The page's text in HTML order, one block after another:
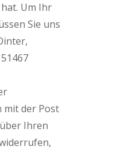
Um Ihr
Sie uns
mit der Post
Ihren